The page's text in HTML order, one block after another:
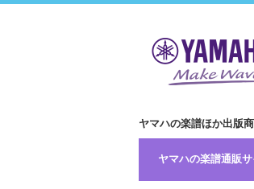
ヤマハの楽譜ほか出版
ヤマハの楽譜通販サ